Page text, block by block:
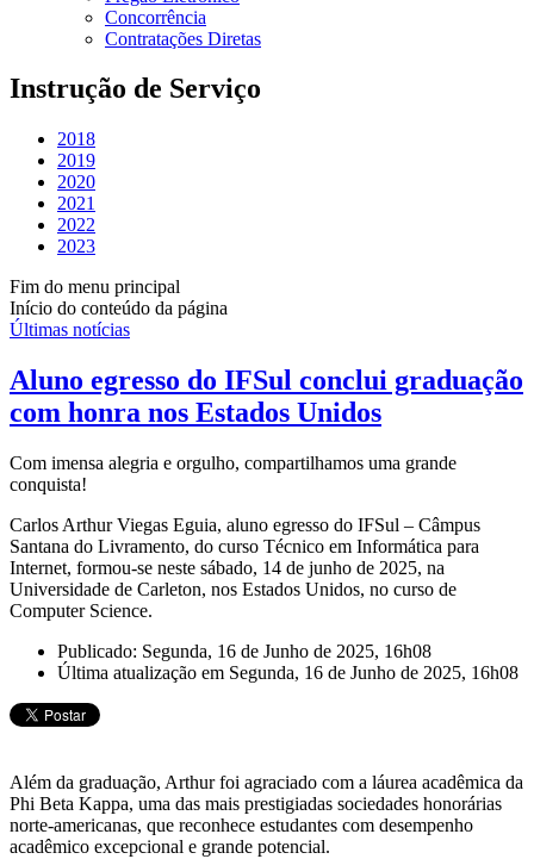
Concorrência
Contratações Diretas
Instrução de Serviço
2018
2019
2020
2021
2022
2023
Fim do menu principal
Início do conteúdo da página
Últimas notícias
Aluno egresso do IFSul conclui graduação
com honra nos Estados Unidos
Com imensa alegria e orgulho, compartilhamos uma grande
conquista!
Carlos Arthur Viegas Eguia, aluno egresso do IFSul – Câmpus
Santana do Livramento, do curso Técnico em Informática para
Internet, formou-se neste sábado, 14 de junho de 2025, na
Universidade de Carleton, nos Estados Unidos, no curso de
Computer Science.
Publicado: Segunda, 16 de Junho de 2025, 16h08
Última atualização em Segunda, 16 de Junho de 2025, 16h08
Além da graduação, Arthur foi agraciado com a láurea acadêmica da
Phi Beta Kappa, uma das mais prestigiadas sociedades honorárias
norte-americanas, que reconhece estudantes com desempenho
acadêmico excepcional e grande potencial.